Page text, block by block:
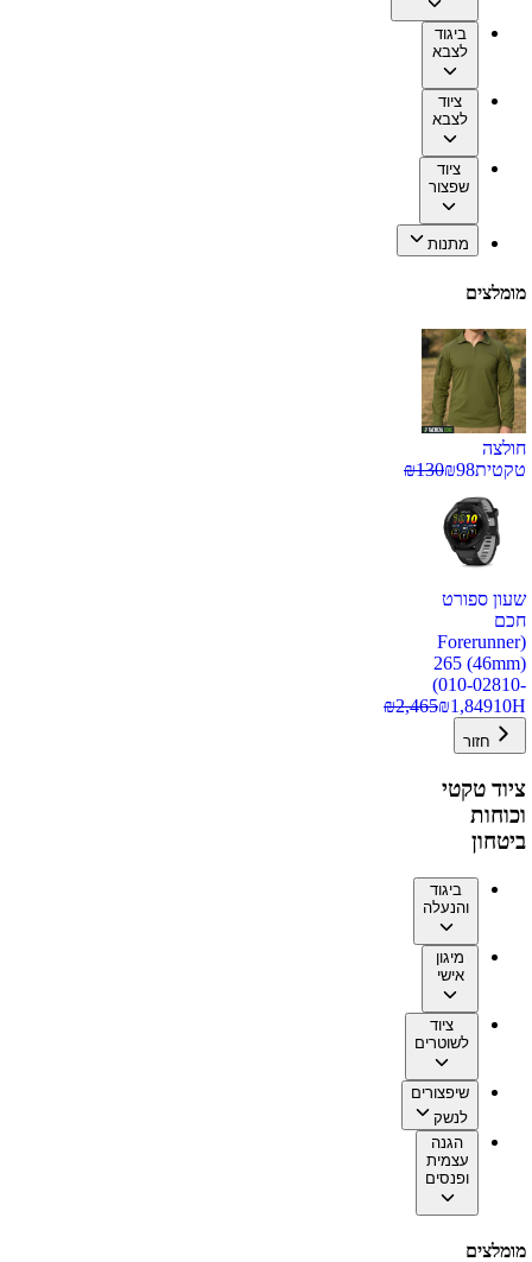
ביגוד
לצבא
ציוד
לצבא
ציוד
שפצור
מתנות
מומלצים
חולצה
טקטית
₪98
₪130
שעון ספורט
חכם
(Forerunner
265 (46mm)
(010-02810-
10H
₪1,849
₪2,465
חזור
ציוד טקטי
וכוחות
ביטחון
ביגוד
והנעלה
מיגון
אישי
ציוד
לשוטרים
שיפצורים
לנשק
הגנה
עצמית
ופנסים
מומלצים